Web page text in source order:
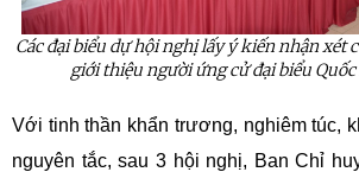
Các đại biểu dự hội nghị lấy ý kiến nhận xét
giới thiệu người ứng cử đại biểu
Với tinh thần khẩn trương, nghiêm túc,
nguyên tắc, sau 3 hội nghị, Ban Chỉ